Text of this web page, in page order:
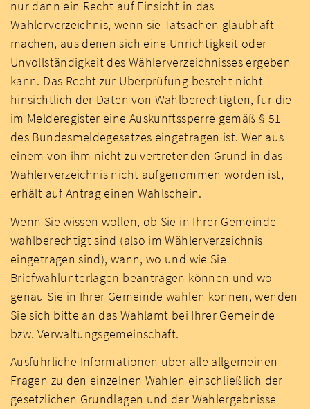
nur dann ein Recht auf Einsicht in das
Wählerverzeichnis, wenn sie Tatsachen glaubhaft
machen, aus denen sich eine Unrichtigkeit oder
Unvollständigkeit des Wählerverzeichnisses ergeben
kann. Das Recht zur Überprüfung besteht nicht
hinsichtlich der Daten von Wahlberechtigten, für die
im Melderegister eine Auskunftssperre gemäß § 51
des Bundesmeldegesetzes eingetragen ist. Wer aus
einem von ihm nicht zu vertretenden Grund in das
Wählerverzeichnis nicht aufgenommen worden ist,
erhält auf Antrag einen Wahlschein.
Wenn Sie wissen wollen, ob Sie in Ihrer Gemeinde
wahlberechtigt sind (also im Wählerverzeichnis
eingetragen sind), wann, wo und wie Sie
Briefwahlunterlagen beantragen können und wo
genau Sie in Ihrer Gemeinde wählen können, wenden
Sie sich bitte an das Wahlamt bei Ihrer Gemeinde
bzw. Verwaltungsgemeinschaft.
Ausführliche Informationen über alle allgemeinen
Fragen zu den einzelnen Wahlen einschließlich der
gesetzlichen Grundlagen und der Wahlergebnisse